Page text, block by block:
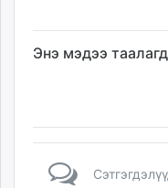
times.mn
toim.mn
tac.mn
Энэ мэдээ